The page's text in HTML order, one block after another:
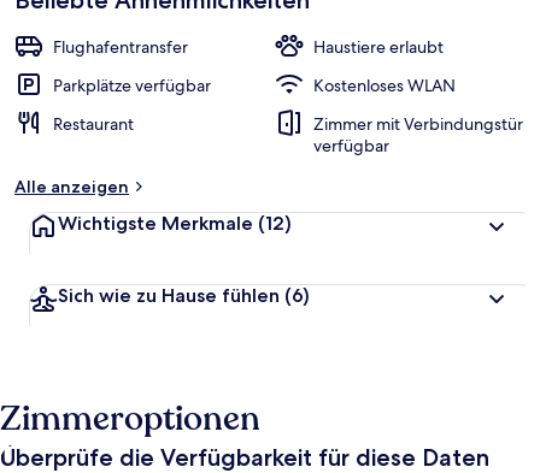
Flughafentransfer
Haustiere erlaubt
Parkplätze verfügbar
Kostenloses WLAN
Restaurant
Zimmer mit Verbindungstür
verfügbar
Alle anzeigen
Wichtigste Merkmale (12)
Sich wie zu Hause fühlen (6)
Zimmeroptionen
Überprüfe die Verfügbarkeit für diese Daten